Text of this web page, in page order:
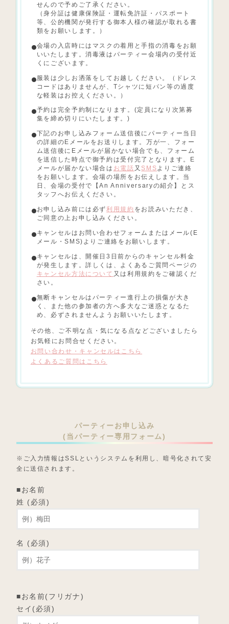
せんので予めご了承ください。
（身分証は健康保険証・運転免許証・パスポート
等、公的機関が発行する御本人様の確認が取れる書
類をお願いします。）
会場の入店時にはマスクの着用と手指の消毒をお願
いいたします。消毒液はパーティー会場内の受付近
くにございます。
服装は少しお洒落をしてお越しください。（ドレス
コードはありませんが、Tシャツに短パン等の過度
な軽装はお控えください。）
予約は完全予約制になります。(定員になり次第募
集を締め切りにいたします。)
下記のお申し込みフォーム送信後にパーティー当日
の詳細のEメールをお送りします。万が一、フォー
ム送信後にEメールが届かない場合でも、フォーム
を送信した時点で御予約は受付完了となります。E
メールが届かない場合は お電話 又 SMSよりご連絡
をお願いします。会場の場所をお伝えします。当
日、会場の受付で【An Anniversaryの紹介】とス
タッフへお伝えください。
お申し込み前には必ず利用規約 をお読みいただき、
ご同意の上お申し込みください。
キャンセルはお問い合わせフォームまたはメール(E
メール・SMS)よりご連絡をお願いします。
キャンセルは、開催日3日前からのキャンセル料金
が発生します。詳しくは、よくあるご質問ページの
キャンセル方法について 又は利用規約をご確認くだ
さい。
無断キャンセルはパーティー進行上の損傷が大き
く、また他の参加者の方へ多大なご迷惑となるた
め、必ずされませんようお願いいたします。
その他、ご不明な点・気になる点などございましたら
お気軽にお問合せください。
お問い合わせ・キャンセルはこちら
よくあるご質問はこちら
パーティーお申し込み
(当パーティー専用フォーム)
※ご入力情報はSSLというシステムを利用し、暗号化されて安
全に送信されます。
■お名前
姓 (必須)
名 (必須)
■お名前(フリガナ)
セイ(必須)